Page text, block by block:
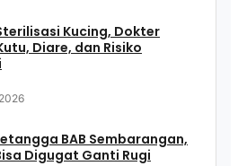
Kucing, Dokter
Diare, dan Risiko
BAB Sembarangan,
Digugat Ganti Rugi